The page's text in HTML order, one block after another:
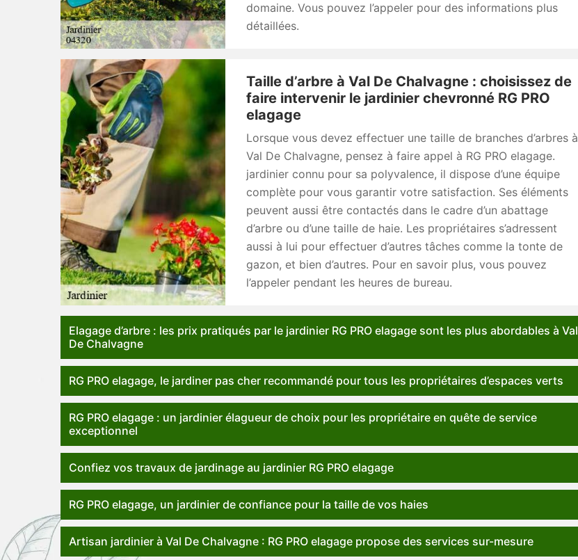
domaine. Vous pouvez l’appeler pour des informations plus
détaillées.
Taille d’arbre à Val De Chalvagne : choisissez de
faire intervenir le jardinier chevronné RG PRO
elagage
Lorsque vous devez effectuer une taille de branches d’arbres à
Val De Chalvagne, pensez à faire appel à RG PRO elagage.
jardinier connu pour sa polyvalence, il dispose d’une équipe
complète pour vous garantir votre satisfaction. Ses éléments
peuvent aussi être contactés dans le cadre d’un abattage
d’arbre ou d’une taille de haie. Les propriétaires s’adressent
aussi à lui pour effectuer d’autres tâches comme la tonte de
gazon, et bien d’autres. Pour en savoir plus, vous pouvez
l’appeler pendant les heures de bureau.
Elagage d’arbre : les prix pratiqués par le jardinier RG PRO elagage sont les plus abordables à Val
De Chalvagne
RG PRO elagage, le jardiner pas cher recommandé pour tous les propriétaires d’espaces verts
RG PRO elagage : un jardinier élagueur de choix pour les propriétaire en quête de service
exceptionnel
Confiez vos travaux de jardinage au jardinier RG PRO elagage
RG PRO elagage, un jardinier de confiance pour la taille de vos haies
Artisan jardinier à Val De Chalvagne : RG PRO elagage propose des services sur-mesure